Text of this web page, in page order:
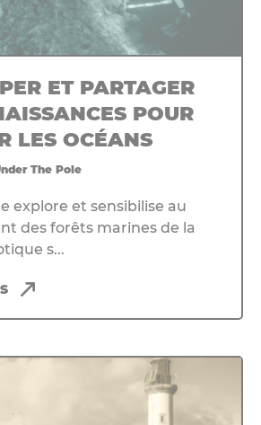
ET PARTAGER
POUR
LES OCÉANS
The Pole
explore et sensibilise au
des forêts marines de la
s...